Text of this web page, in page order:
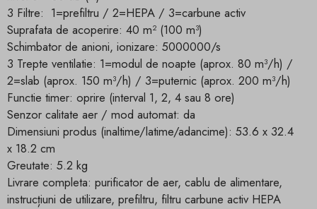
3 Filtre: 1=prefiltru / 2=HEPA / 3=carbune activ
Suprafata de acoperire: 40 m² (100 m³)
Schimbator de anioni, ionizare: 5000000/s
3 Trepte ventilatie: 1=modul de noapte (aprox. 80 m³/h) /
2=slab (aprox. 150 m³/h) / 3=puternic (aprox. 200 m³/h)
Functie timer: oprire (interval 1, 2, 4 sau 8 ore)
Senzor calitate aer / mod automat: da
Dimensiuni produs (inaltime/latime/adancime): 53.6 x 32.4
x 18.2 cm
Greutate: 5.2 kg
Livrare completa: purificator de aer, cablu de alimentare,
instrucțiuni de utilizare, prefiltru, filtru carbune activ HEPA